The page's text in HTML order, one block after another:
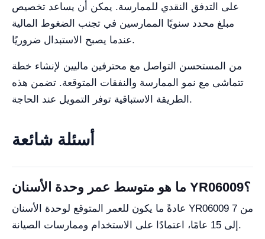
على التدفق النقدي للممارسة. يمكن أن يساعد تخصيص
مبلغ محدد سنويًا الممارسين في تجنب الضغوط المالية
عندما يصبح الاستبدال ضروريًا.
من المستحسن التواصل مع محترفين ماليين لإنشاء خطة
تتماشى مع نمو الممارسة والنفقات المتوقعة. تضمن هذه
الطريقة الاستباقية توفر التمويل عند الحاجة.
أسئلة شائعة
ما هو متوسط عمر وحدة الأسنان YR06009؟
عادةً ما يكون للعمر المتوقع لوحدة الأسنان YR06009 من 7
إلى 15 عامًا، اعتمادًا على الاستخدام وممارسات الصيانة.